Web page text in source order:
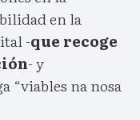
en la
-que recoge
- y
“viables na nosa